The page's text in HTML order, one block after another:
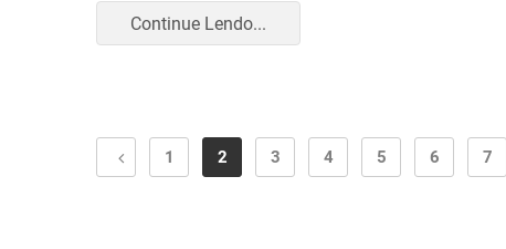
Continue Lendo...
1 2 3 4 5 6 7